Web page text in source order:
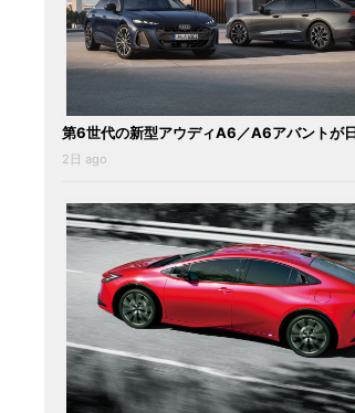
第6世代の新型アウディA6／A6アバントが
2日 ago